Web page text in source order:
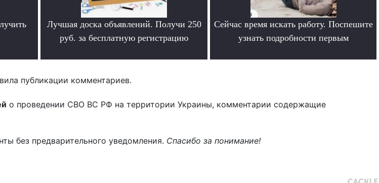
Лучшая доска объявлений. Получи 250
руб. за бесплатную регистрацию
Сейчас время искать работу. Поспешите
узнать подробности первым
публикации комментариев.
о проведении СВО ВС РФ на территории Украины, комментарии содержащие
без предварительного уведомления. Спасибо за понимание!